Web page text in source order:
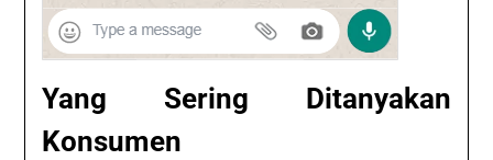
Yang Sering Ditanyakan
Konsumen